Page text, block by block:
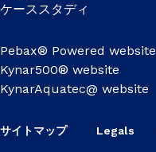
ケーススタディ
Pebax® Powered website
Kynar500® website
KynarAquatec@ website
サイトマップ Legals